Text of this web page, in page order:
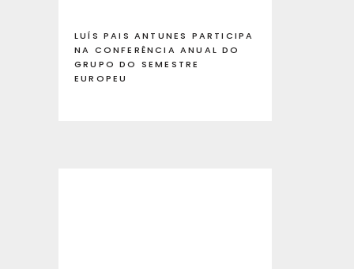
LUÍS PAIS ANTUNES PARTICIPA
NA CONFERÊNCIA ANUAL DO
GRUPO DO SEMESTRE
EUROPEU